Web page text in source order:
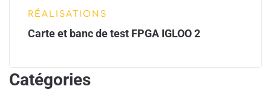
RÉALISATIONS
Carte et banc de test FPGA IGLOO 2
Catégories